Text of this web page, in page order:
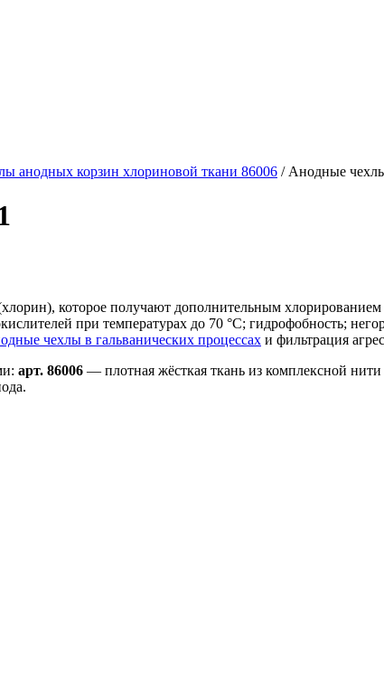
анодных корзин хлориновой ткани 86006 / Анодные
которое получают дополнительным
при температурах до 70 °C; гидрофобность;
чехлы в гальванических процессах и фильтрация
арт. 86006 — плотная жёсткая ткань из комплексной